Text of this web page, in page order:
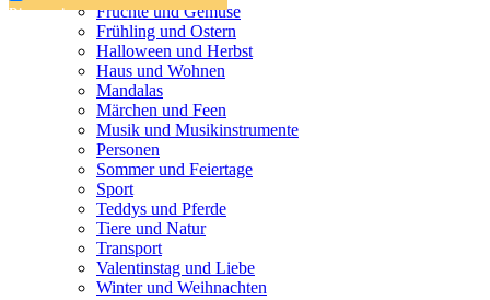
Dinosaurier
Früchte und Gemüse
Frühling und Ostern
Halloween und Herbst
Haus und Wohnen
Märchen und Feen
Musik und Musikinstrumente
Früchte und Gemüse
Frühling und Ostern
Halloween und Herbst
Haus und Wohnen
Mandalas
Märchen und Feen
Musik und Musikinstrumente
Personen
Sommer und Feiertage
Sport
Teddys und Pferde
Tiere und Natur
Transport
Valentinstag und Liebe
Winter und Weihnachten